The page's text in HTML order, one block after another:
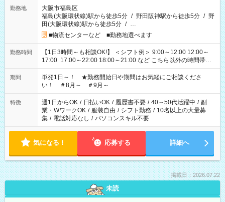
勤務地
大阪市福島区
福島(大阪環状線)駅から徒歩5分 / 野田阪神駅から徒歩5分 / 野
田(大阪環状線)駅から徒歩5分 / …
■物流センターなど ■勤務地選べます
勤務時間
【1日3時間～も相談OK!】 ＜シフト例＞ 9:00～12:00 12:00～
17:00 17:00～22:00 18:00～21:00 など こちら以外の時間帯も
お気軽にご相談ください！
期間
単発1日～！ ★勤務開始日や期間はお気軽にご相談くださ
い！ ＃8月～ ＃9月～
特徴 週1日からOK / 日払いOK / 履歴書不要 / 40～50代活躍中 / 副
業・WワークOK / 服装自由 / シフト勤務 / 10名以上の大量募
集 / 電話対応なし / パソコンスキル不要
気になる！ 応募する 詳細へ
掲載日：2026.07.22
未読